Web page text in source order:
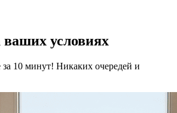
ваших условиях
10 минут! Никаких очередей и